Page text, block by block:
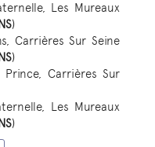
Les Mureaux
)
Carrières Sur Seine
)
Carrières Sur
Les Mureaux
)